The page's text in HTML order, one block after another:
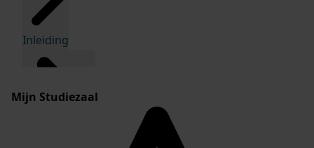
Inleiding
Mijn Studiezaal